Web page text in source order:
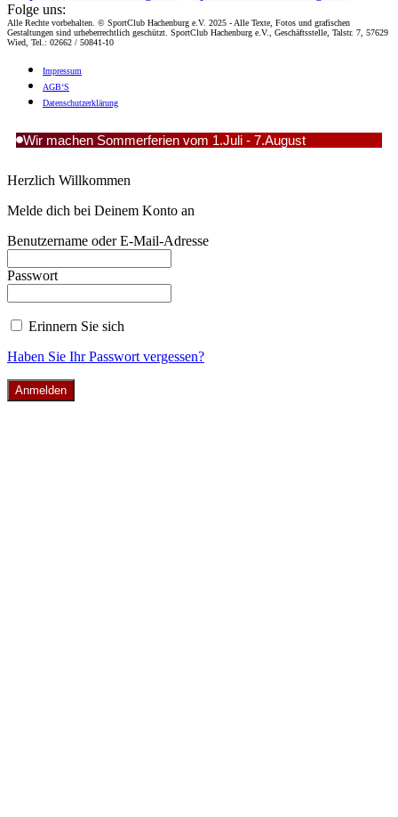
Folge uns:
Alle Rechte vorbehalten. © SportClub Hachenburg e.V. 2025 - Alle Texte, Fotos und grafischen
Gestaltungen sind urheberrechtlich geschützt. SportClub Hachenburg e.V., Geschäftsstelle, Talstr. 7, 57629
Wied, Tel.: 02662 / 50841-10
Impres­sum
AGB‘S
Daten­schutz­er­klä­rung
Wir machen Sommerferien vom 1.Juli - 7.August
Herzlich Willkommen
Melde dich bei Deinem Konto an
Benutzername oder E-Mail-Adresse
Passwort
Erinnern Sie sich
Haben Sie Ihr Passwort vergessen?